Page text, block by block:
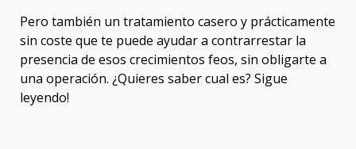
Pero también un tratamiento casero y prácticamente
sin coste que te puede ayudar a contrarrestar la
presencia de esos crecimientos feos, sin obligarte a
una operación. ¿Quieres saber cual es? Sigue
leyendo!